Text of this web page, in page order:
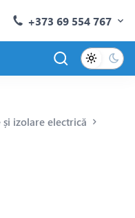
+373 69 554 767
izolare electrică